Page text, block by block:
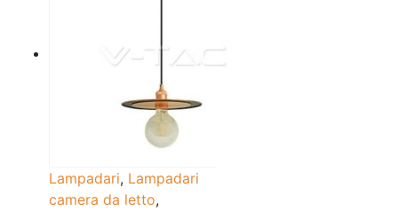
Lampadari, Lampadari
camera da letto,